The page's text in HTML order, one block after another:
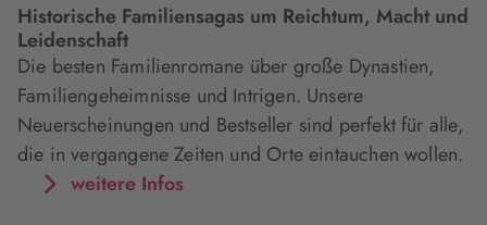
Historische Familiensagas um Reichtum, Macht und
Leidenschaft
Die besten Familienromane über große Dynastien,
Familiengeheimnisse und Intrigen. Unsere
Neuerscheinungen und Bestseller sind perfekt für alle,
die in vergangene Zeiten und Orte eintauchen wollen.
weitere Infos